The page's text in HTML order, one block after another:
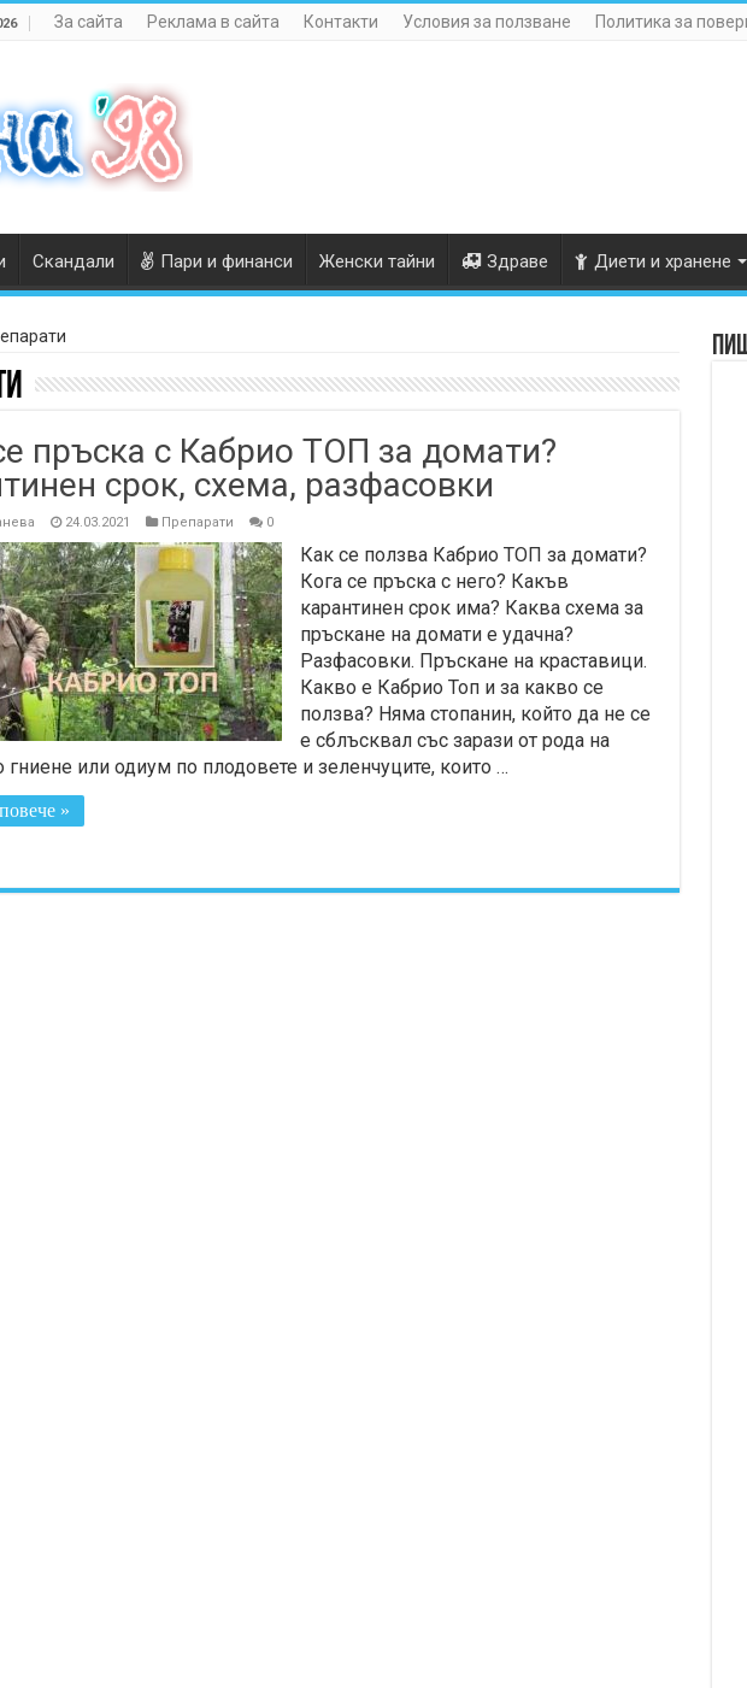
За сайта Реклама в сайта Контакти Условия за ползване Политика за
Скандали Пари и финанси Женски тайни Здраве Диети и хранене
пръска с Кабрио ТОП за домати?
срок, схема, разфасовки
24.03.2021 Препарати 0
Как се ползва Кабрио ТОП за домати?
Кога се пръска с него? Какъв
карантинен срок има? Каква схема за
пръскане на домати е удачна?
Разфасовки. Пръскане на краставици.
Какво е Кабрио Топ и за какво се
ползва? Няма стопанин, който да не се
е сблъсквал със зарази от рода на
гниене или одиум по плодовете и зеленчуците, които …
»